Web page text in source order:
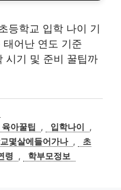
학교 입학 나이 기
어난 연도 기준
시기 및 준비 꿀팁까
육아꿀팁 , 입학나이
,
몇살에들어가나 ,
초
령 , 학부모정보